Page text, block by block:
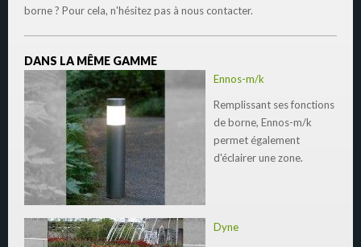
borne ? Pour cela, n'hésitez pas à nous contacter.
DANS LA MÊME GAMME
Ennos-m/k
Remplissant ses fonctions
de borne, Ennos-m/k
permet également
d'éclairer une zone.
Dyne